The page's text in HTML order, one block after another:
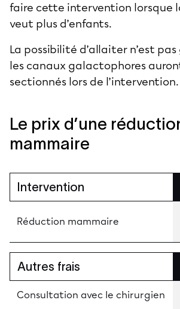
faire cette intervention lorsque
veut plus d’enfants.
La possibilité d’allaiter n’est
les canaux galactophores
sectionnés lors de l’intervention.
Le prix d’une
mammaire
Intervention
Réduction mammaire
Autres frais
Consultation avec le chirurgien